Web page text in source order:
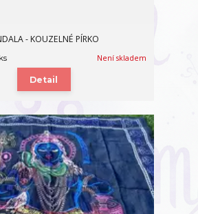
- KOUZELNÉ PÍRKO
ks Není skladem
Detail